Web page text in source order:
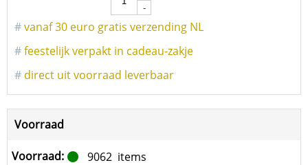
-
#vanaf 30 euro gratis verzending NL
#feestelijk verpakt in cadeau-zakje
# direct uit voorraad leverbaar
Voorraad
Voorraad: 9062 items